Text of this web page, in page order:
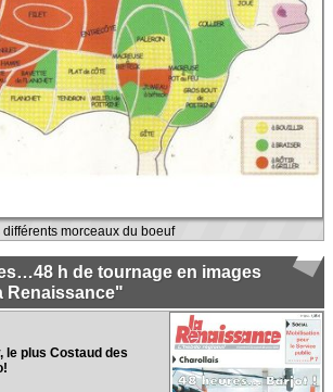
morceaux du boeuf
h de tournage en images
Renaissance"
le plus Costaud des